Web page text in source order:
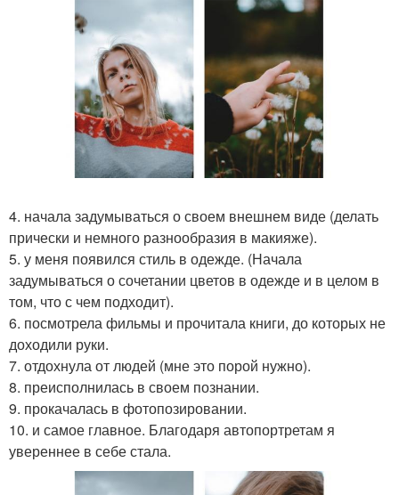
4. начала задумываться о своем внешнем виде (делать
прически и немного разнообразия в макияже).
5. у меня появился стиль в одежде. (Начала
задумываться о сочетании цветов в одежде и в целом в
том, что с чем подходит).
6. посмотрела фильмы и прочитала книги, до которых не
доходили руки.
7. отдохнула от людей (мне это порой нужно).
8. преисполнилась в своем познании.
9. прокачалась в фотопозировании.
10. и самое главное. Благодаря автопортретам я
увереннее в себе стала.